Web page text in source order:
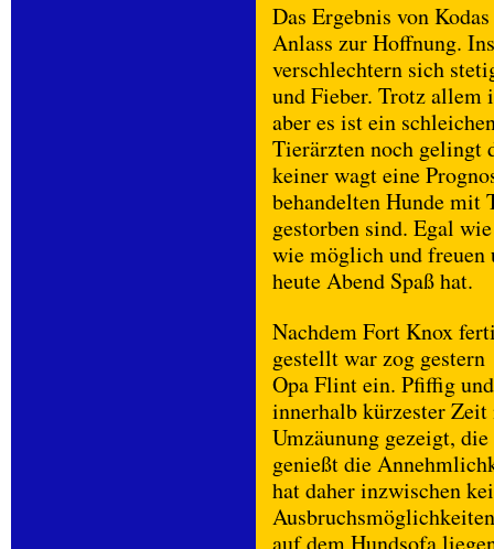
Das Ergebnis von
Anlass zur Hoffnung.
verschlechtern sich
und Fieber. Trotz allem
aber es ist ein
Tierärzten noch gelingt
keiner wagt eine
behandelten Hunde mit
gestorben sind. Egal
wie möglich und freuen
heute Abend Spaß hat.
Nachdem Fort Knox
gestellt war zog gestern
Opa Flint ein. Pfiffig
innerhalb kürzester
Umzäunung gezeigt,
genießt die
hat daher inzwischen
auf dem Hundsofa